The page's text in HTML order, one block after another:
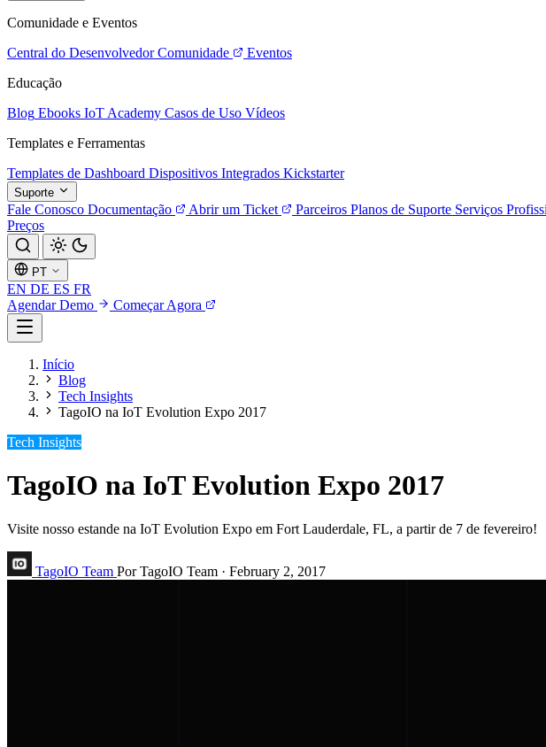
Comunidade e Eventos
Central do Desenvolvedor Comunidade
Eventos
Educação
Blog Ebooks IoT Academy Casos de Uso Vídeos
Templates e Ferramentas
Templates de Dashboard Dispositivos Integrados Kickstarter
Suporte
Fale Conosco Documentação Abrir um Ticket Parceiros Planos de Suporte Serviços
Preços
PT
EN DE ES FR
Agendar Demo
Começar Agora
Início
Blog
Tech Insights
TagoIO na IoT Evolution Expo 2017
Tech Insights
TagoIO na IoT Evolution Expo 2017
Visite nosso estande na IoT Evolution Expo em Fort Lauderdale, FL, a partir de 7 de fevereiro!
TagoIO Team Por TagoIO Team · February 2, 2017